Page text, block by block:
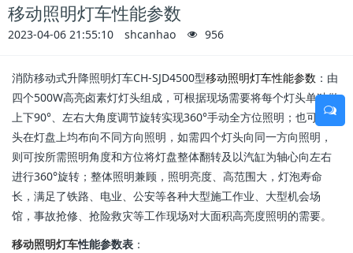
移动照明灯车性能参数
2023-04-06 21:55:10 shcanhao 956
消防移动式升降照明灯车CH-SJD4500型移动照明灯车性能参数 ：由
四个500W高亮卤素灯灯头组成，可根据现场需要将每个灯头单独做
上下90°、左右大角度调节旋转实现360°手动全方位照明；也可将灯
头在灯盘上均布向不同方向照明，如需四个灯头向同一方向照明，
则可按所需照明角度和方位将灯盘整体翻转及以汽缸为轴心向左右
进行360°旋转；整体照明兼顾，照明亮度、高范围大，灯泡寿命
长，满足了铁路、电业、公安等各种大型施工作业、大型机会场
馆，事故抢修、抢险救灾等工作现场对大面积高亮度照明的需要。
移动照明灯车性能参数表 ：